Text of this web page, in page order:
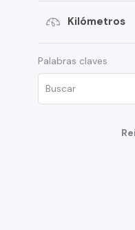
Tiida
Note
ALTIMA
D22
Kilómetros
Palabras claves